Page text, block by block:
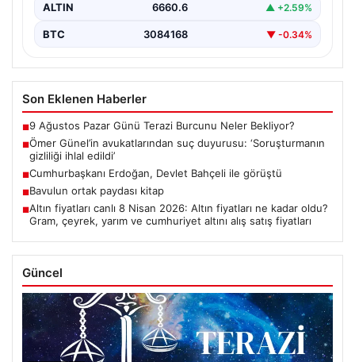
ALTIN 6660.6 ▲ +2.59%
BTC 3084168 ▼ -0.34%
Son Eklenen Haberler
■9 Ağustos Pazar Günü Terazi Burcunu Neler Bekliyor?
■Ömer Günel’in avukatlarından suç duyurusu: ‘Soruşturmanın
gizliliği ihlal edildi’
■Cumhurbaşkanı Erdoğan, Devlet Bahçeli ile görüştü
■Bavulun ortak paydası kitap
■Altın fiyatları canlı 8 Nisan 2026: Altın fiyatları ne kadar oldu?
Gram, çeyrek, yarım ve cumhuriyet altını alış satış fiyatları
Güncel